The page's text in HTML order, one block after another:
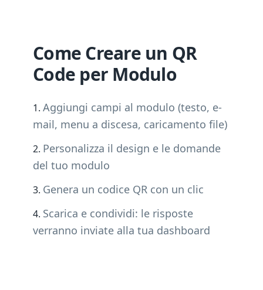
Come Creare un QR
Code per Modulo
Aggiungi campi al modulo (testo, e-
mail, menu a discesa, caricamento file)
Personalizza il design e le domande
del tuo modulo
Genera un codice QR con un clic
Scarica e condividi: le risposte
verranno inviate alla tua dashboard